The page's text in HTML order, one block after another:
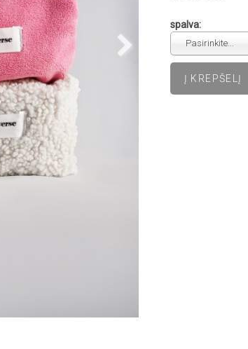
spalva:
Pasirinkite...